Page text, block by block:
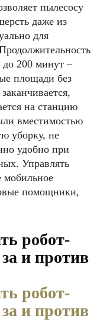
пылесосу
даже из
для
до 200 минут –
площади без
на станцию
вместимостью
уборку, не
удобно при
Управлять
мобильное
помощники,